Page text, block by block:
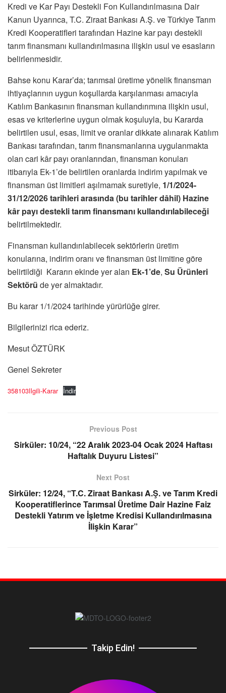
Kredi ve Kar Payı Destekli Fon Kullandırılmasına Dair
Kanun Uyarınca, T.C. Ziraat Bankası A.Ş. ve Türkiye Tarım
Kredi Kooperatifleri tarafından Hazine kar payı destekli
tarım finansmanı kullandırılmasına ilişkin usul ve esasların
belirlenmesidir.
Bahse konu Karar’da; tarımsal üretime yönelik finansman
ihtiyaçlarının uygun koşullarda karşılanması amacıyla
Katılım Bankasının finansman kullandırımına ilişkin usul,
esas ve kriterlerine uygun olmak koşuluyla, bu Kararda
belirtilen usul, esas, limit ve oranlar dikkate alınarak Katılım
Bankası tarafından, tarım finansmanlarına uygulanmakta
olan cari kâr payı oranlarından, finansman konuları
itibarıyla Ek-1’de belirtilen oranlarda indirim yapılmak ve
finansman üst limitleri aşılmamak suretiyle, 1/1/2024-
31/12/2026 tarihleri arasında (bu tarihler dâhil) Hazine
kâr payı destekli tarım finansmanı kullandırılabileceği
belirtilmektedir.
Finansman kullandırılabilecek sektörlerin üretim
konularına, indirim oranı ve finansman üst limitine göre
belirtildiği Kararın ekinde yer alan Ek-1’de, Su Ürünleri
Sektörü de yer almaktadır.
Bu karar 1/1/2024 tarihinde yürürlüğe girer.
Bilgilerinizi rica ederiz.
Mesut ÖZTÜRK
Genel Sekreter
358103Ilgili-Karar İndir
Previous Post
Sirküler: 10/24, “22 Aralık 2023-04 Ocak 2024 Haftası
Haftalık Duyuru Listesi”
Next Post
Sirküler: 12/24, “T.C. Ziraat Bankası A.Ş. ve Tarım Kredi
Kooperatiflerince Tarımsal Üretime Dair Hazine Faiz
Destekli Yatırım ve İşletme Kredisi Kullandırılmasına
İlişkin Karar”
Takip Edin!